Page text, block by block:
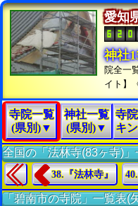
愛知
神社
院全一
イト】
寺院一覧
(県別)▼
神社一覧
(県別)▼
寺
キ
全国の「法林寺(83ヶ寺)
38.『法林寺』
「碧南市の寺院」一覧表(